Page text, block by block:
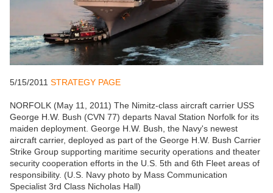
5/15/2011 STRATEGY PAGE
NORFOLK (May 11, 2011) The Nimitz-class aircraft carrier USS
George H.W. Bush (CVN 77) departs Naval Station Norfolk for its
maiden deployment. George H.W. Bush, the Navy's newest
aircraft carrier, deployed as part of the George H.W. Bush Carrier
Strike Group supporting maritime security operations and theater
security cooperation efforts in the U.S. 5th and 6th Fleet areas of
responsibility. (U.S. Navy photo by Mass Communication
Specialist 3rd Class Nicholas Hall)